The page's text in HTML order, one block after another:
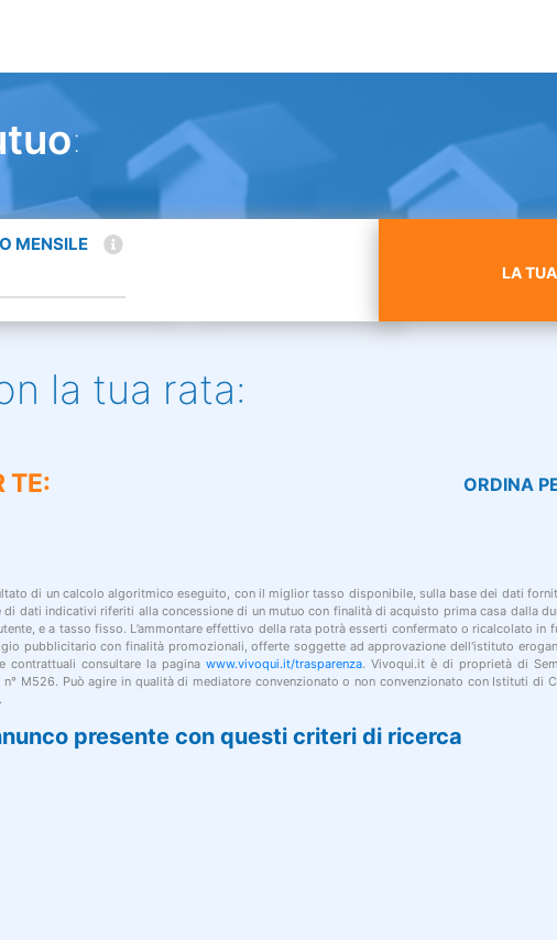
:
MENSILE
LA
la tua rata:
presente con questi criteri di ricerca
TE: ORDINA
di un calcolo algoritmico eseguito, con il miglior tasso disponibile, sulla base dei dati
di dati indicativi riferiti alla concessione di un mutuo con finalità di acquisto prima casa dalla
e a tasso fisso. L’ammontare effettivo della rata potrà esserti confermato o ricalcolato in
pubblicitario con finalità promozionali, offerte soggette ad approvazione dell'istituto
contrattuali consultare la paginawww.vivoqui.it/trasparenza. Vivoqui.it è di proprietà di
M526. Può agire in qualità di mediatore convenzionato o non convenzionato con Istituti di